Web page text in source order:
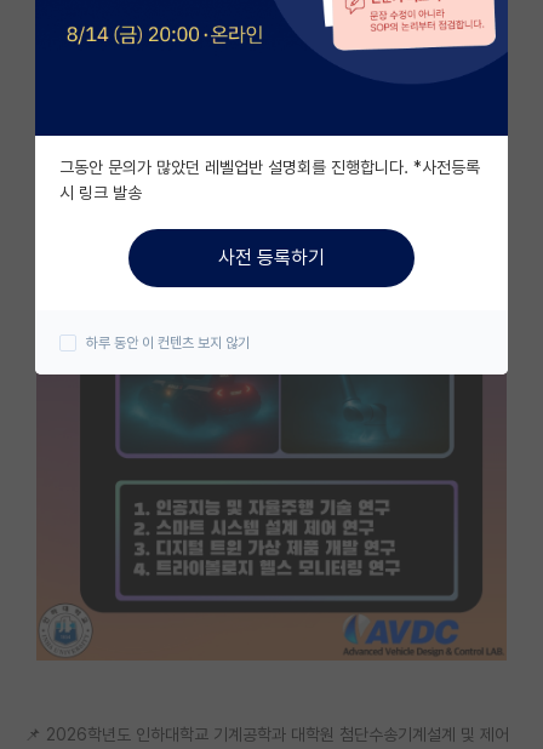
베스트 게시판
자유 게시판(아무개랩)
미국 유학 게시판
미국 대학원 합격 후기 게시판
대학원생 모집 게시판
연구실(PI) 홍보 게시판
석박사 채용 정보 게시판
학부 인턴 게시판
취업 게시판
임용 후기 게시판
PI 전용 게시판
📌 2026학년도 인하대학교 기계공학과 대학원 첨단수송기계설계 및 제어
그동안 문의가 많았던 레벨업반 설명회를 진행합니다. *사전등록
시 링크 발송
사전 등록하기
하루 동안 이 컨텐츠 보지 않기